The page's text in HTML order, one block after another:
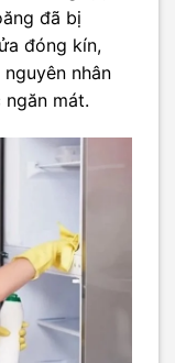
đã bị
đóng kín,
nhân
mát.